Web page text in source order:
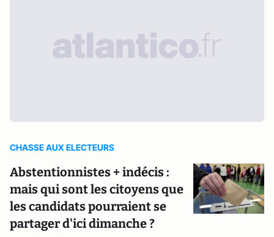
CHASSE AUX ELECTEURS
Abstentionnistes + indécis :
mais qui sont les citoyens que
les candidats pourraient se
partager d'ici dimanche ?